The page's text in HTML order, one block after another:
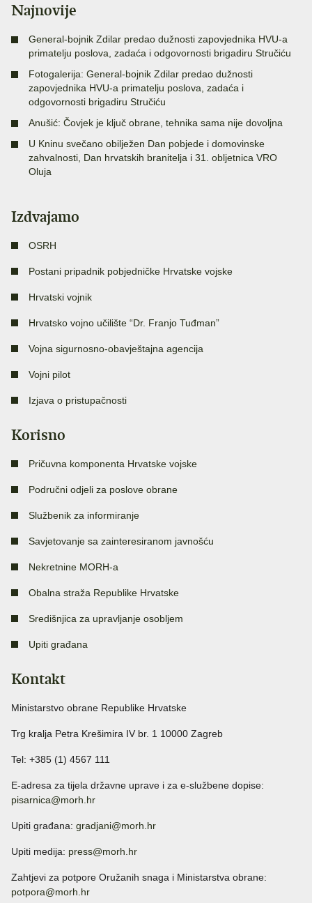
Najnovije
General-bojnik Zdilar predao dužnosti zapovjednika HVU-a
primatelju poslova, zadaća i odgovornosti brigadiru Stručiću
Fotogalerija: General-bojnik Zdilar predao dužnosti
zapovjednika HVU-a primatelju poslova, zadaća i
odgovornosti brigadiru Stručiću
Anušić: Čovjek je ključ obrane, tehnika sama nije dovoljna
U Kninu svečano obilježen Dan pobjede i domovinske
zahvalnosti, Dan hrvatskih branitelja i 31. obljetnica VRO
Oluja
Izdvajamo
OSRH
Postani pripadnik pobjedničke Hrvatske vojske
Hrvatski vojnik
Hrvatsko vojno učilište “Dr. Franjo Tuđman”
Vojna sigurnosno-obavještajna agencija
Vojni pilot
Izjava o pristupačnosti
Korisno
Pričuvna komponenta Hrvatske vojske
Područni odjeli za poslove obrane
Službenik za informiranje
Savjetovanje sa zainteresiranom javnošću
Nekretnine MORH-a
Obalna straža Republike Hrvatske
Središnjica za upravljanje osobljem
Upiti građana
Kontakt
Ministarstvo obrane Republike Hrvatske
Trg kralja Petra Krešimira IV br. 1 10000 Zagreb
Tel: +385 (1) 4567 111
E-adresa za tijela državne uprave i za e-službene dopise:
pisarnica@morh.hr
Upiti građana: gradjani@morh.hr
Upiti medija: press@morh.hr
Zahtjevi za potpore Oružanih snaga i Ministarstva obrane:
potpora@morh.hr